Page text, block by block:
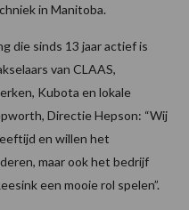
in Manitoba.
die sinds 13 jaar actief is
van CLAAS,
Kubota en lokale
Directie Hepson: “Wij
en willen het
maar ook het bedrijf
een mooie rol spelen”.